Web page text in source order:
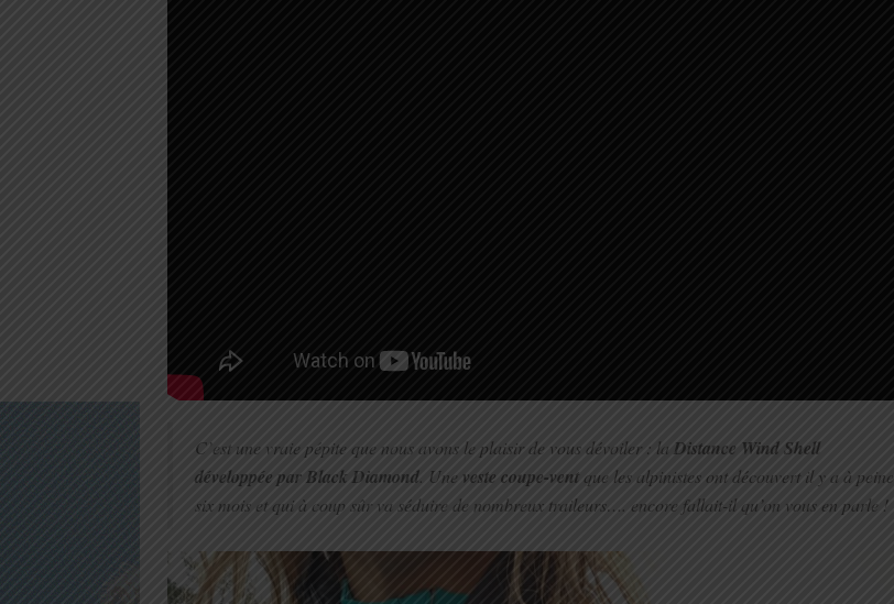
C’est une vraie pépite que nous avons le plaisir de vous dévoiler : la Distance Wind Shell
développée par Black Diamond. Une veste coupe-ventque les alpinistes ont découvert il y a à peine
six mois et qui à coup sûr va séduire de nombreux traileurs…. encore fallait-il qu’on vous en parle !